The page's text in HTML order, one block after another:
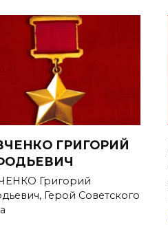
ГРИГОРИЙ
Григорий
Герой Советского